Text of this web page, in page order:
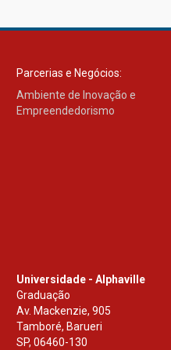
Parcerias e Negócios:
Ambiente de Inovação e
Empreendedorismo
Universidade - Alphaville
Graduação
Av. Mackenzie, 905
Tamboré, Barueri
SP,06460-130